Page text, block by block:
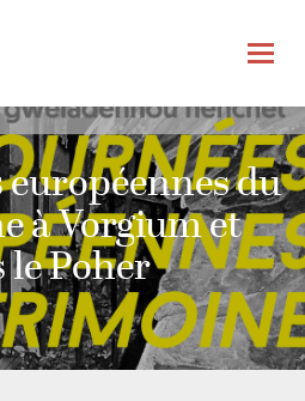
du
à Vorgium et
le Poher